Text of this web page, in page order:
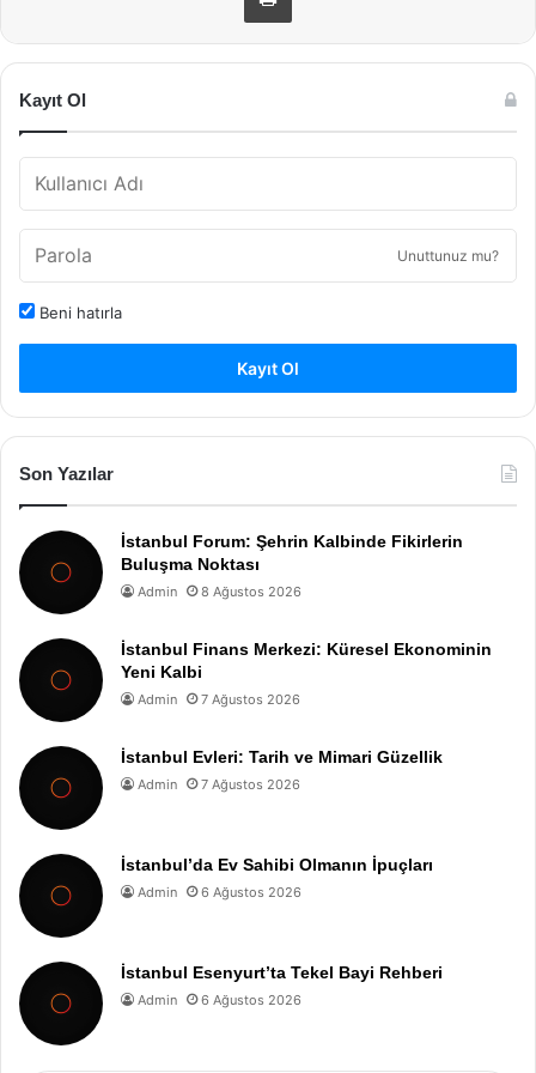
Kayıt Ol
Unuttunuz mu?
Beni hatırla
Kayıt Ol
Son Yazılar
İstanbul Forum: Şehrin Kalbinde Fikirlerin
Buluşma Noktası
Admin 8 Ağustos 2026
İstanbul Finans Merkezi: Küresel Ekonominin
Yeni Kalbi
Admin 7 Ağustos 2026
İstanbul Evleri: Tarih ve Mimari Güzellik
Admin 7 Ağustos 2026
İstanbul’da Ev Sahibi Olmanın İpuçları
Admin 6 Ağustos 2026
İstanbul Esenyurt’ta Tekel Bayi Rehberi
Admin 6 Ağustos 2026